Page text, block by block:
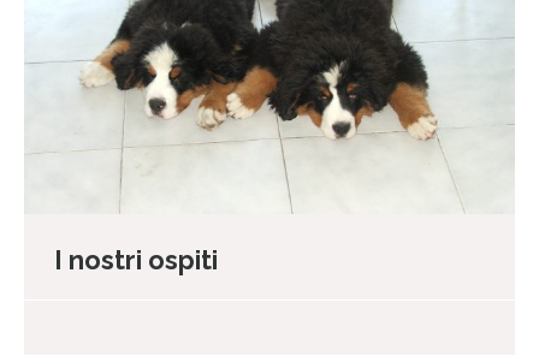
I nostri ospiti